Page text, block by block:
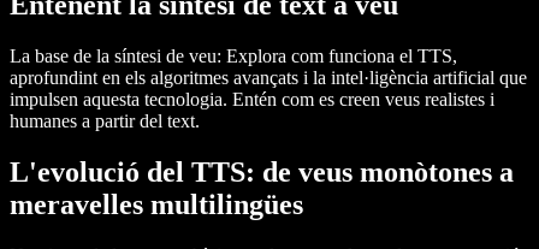
La base de la síntesi de veu: Explora com funciona el TTS,
aprofundint en els algoritmes avançats i la intel·ligència artificial que
impulsen aquesta tecnologia. Entén com es creen veus realistes i
humanes a partir del text.
L'evolució del TTS: de veus monòtones a
meravelles multilingües